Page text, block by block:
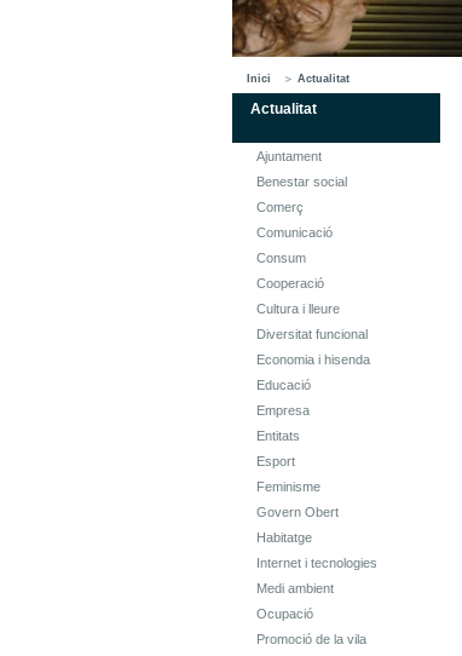
Inici Actualitat
Actualitat
Ajuntament
Benestar social
Comerç
Comunicació
Consum
Cooperació
Cultura i lleure
Diversitat funcional
Economia i hisenda
Educació
Empresa
Entitats
Esport
Feminisme
Govern Obert
Habitatge
Internet i tecnologies
Medi ambient
Ocupació
Promoció de la vila